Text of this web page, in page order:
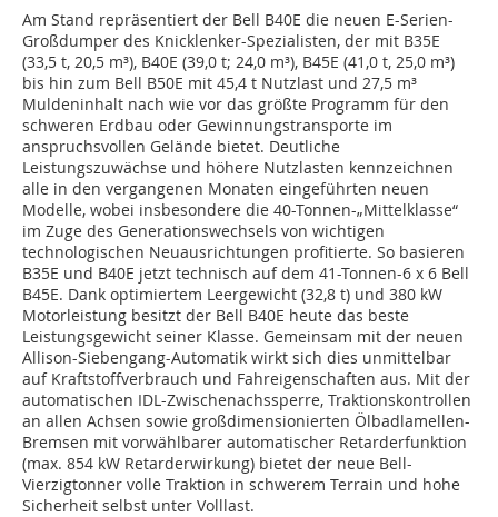
Am Stand repräsentiert der Bell B40E die neuen E-Serien-
Großdumper des Knicklenker-Spezialisten, der mit B35E
(33,5 t, 20,5 m³), B40E (39,0 t; 24,0 m³), B45E (41,0 t, 25,0 m³)
bis hin zum Bell B50E mit 45,4 t Nutzlast und 27,5 m³
Muldeninhalt nach wie vor das größte Programm für den
schweren Erdbau oder Gewinnungstransporte im
anspruchsvollen Gelände bietet. Deutliche
Leistungszuwächse und höhere Nutzlasten kennzeichnen
alle in den vergangenen Monaten eingeführten neuen
Modelle, wobei insbesondere die 40-Tonnen-„Mittelklasse“
im Zuge des Generationswechsels von wichtigen
technologischen Neuausrichtungen profitierte. So basieren
B35E und B40E jetzt technisch auf dem 41-Tonnen-6 x 6 Bell
B45E. Dank optimiertem Leergewicht (32,8 t) und 380 kW
Motorleistung besitzt der Bell B40E heute das beste
Leistungsgewicht seiner Klasse. Gemeinsam mit der neuen
Allison-Siebengang-Automatik wirkt sich dies unmittelbar
auf Kraftstoffverbrauch und Fahreigenschaften aus. Mit der
automatischen IDL-Zwischenachssperre, Traktionskontrollen
an allen Achsen sowie großdimensionierten Ölbadlamellen-
Bremsen mit vorwählbarer automatischer Retarderfunktion
(max. 854 kW Retarderwirkung) bietet der neue Bell-
Vierzigtonner volle Traktion in schwerem Terrain und hohe
Sicherheit selbst unter Volllast.